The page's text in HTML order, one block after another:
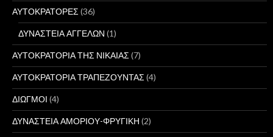
ΑΥΤΟΚΡΑΤΟΡΕΣ (36)
ΔΥΝΑΣΤΕΙΑ ΑΓΓΕΛΩΝ (1)
ΑΥΤΟΚΡΑΤΟΡΙΑ ΤΗΣ ΝΙΚΑΙΑΣ (7)
ΑΥΤΟΚΡΑΤΟΡΙΑ ΤΡΑΠΕΖΟΥΝΤΑΣ (4)
ΔΙΩΓΜΟΙ (4)
ΔΥΝΑΣΤΕΙΑ ΑΜΟΡΙΟΥ-ΦΡΥΓΙΚΗ (2)